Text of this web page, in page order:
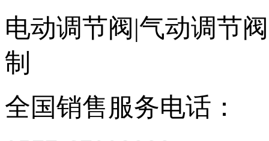
电动调节阀|气动调节
制
全国销售服务电话：